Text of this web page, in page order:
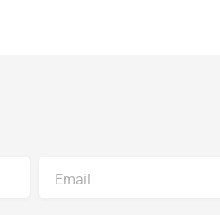
Email